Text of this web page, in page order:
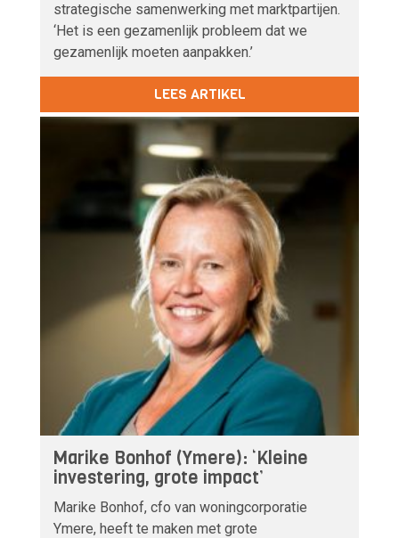
strategische samenwerking met marktpartijen.
‘Het is een gezamenlijk probleem dat we
gezamenlijk moeten aanpakken.’
LEES ARTIKEL
Marike Bonhof (Ymere): ‘Kleine
investering, grote impact’
Marike Bonhof, cfo van woningcorporatie
Ymere, heeft te maken met grote